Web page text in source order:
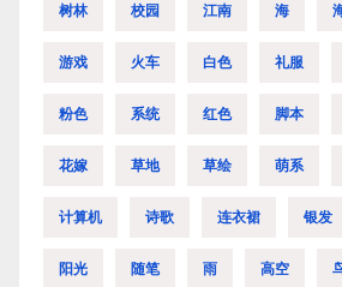
树林 校园 江南 海
游戏 火车 白色 礼服
粉色 系统 红色 脚本
花嫁 草地 草绘 萌系
计算机 诗歌 连衣裙 银发
阳光 随笔 雨 高空